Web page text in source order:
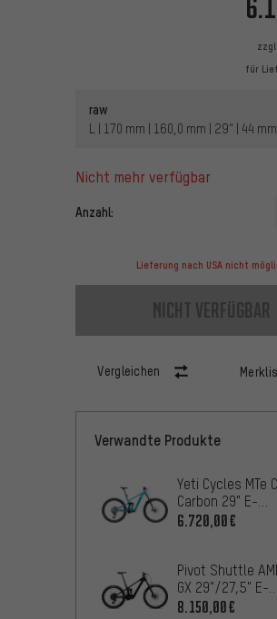
zzgl.
für
raw
L | 170 mm | 160,0 mm | 29" | 44 mm
nicht mehr verfügbar
Anzahl:
Lieferung nach USA nicht
nicht verfügbar
Vergleichen
Verwandte Produkte
Yeti Cycles MTe
Carbon 29" E-
Mountainbike
6.720,00€
Pivot Shuttle
GX 29"/27,5" E-
Mountainbike
8.150,00€